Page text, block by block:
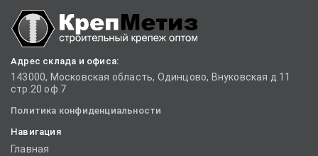
Адрес склада и офиса:
143000, Московская область, Одинцово, Внуковская д.11
стр.20 оф.7
Политика конфиденциальности
Навигация
Главная